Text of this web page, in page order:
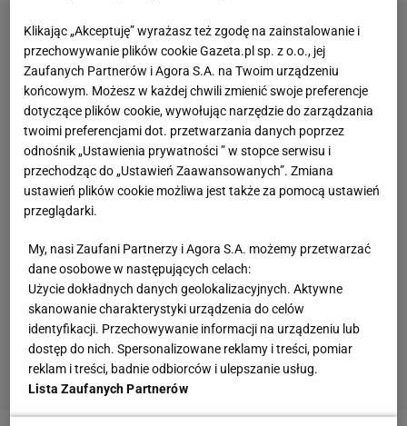
Klikając „Akceptuję” wyrażasz też zgodę na zainstalowanie i
przechowywanie plików cookie Gazeta.pl sp. z o.o., jej
Zaufanych Partnerów i Agora S.A. na Twoim urządzeniu
końcowym. Możesz w każdej chwili zmienić swoje preferencje
dotyczące plików cookie, wywołując narzędzie do zarządzania
twoimi preferencjami dot. przetwarzania danych poprzez
odnośnik „Ustawienia prywatności ” w stopce serwisu i
przechodząc do „Ustawień Zaawansowanych”. Zmiana
ustawień plików cookie możliwa jest także za pomocą ustawień
przeglądarki.
My, nasi Zaufani Partnerzy i Agora S.A. możemy przetwarzać
dane osobowe w następujących celach:
Użycie dokładnych danych geolokalizacyjnych. Aktywne
skanowanie charakterystyki urządzenia do celów
identyfikacji. Przechowywanie informacji na urządzeniu lub
dostęp do nich. Spersonalizowane reklamy i treści, pomiar
reklam i treści, badnie odbiorców i ulepszanie usług.
Lista Zaufanych Partnerów